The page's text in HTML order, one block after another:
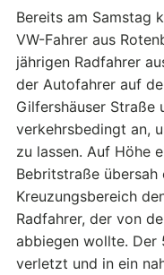
Bereits am Samstag
VW-Fahrer aus
jährigen Radfahrer
der Autofahrer auf
Gilfershäuser Straße
verkehrsbedingt an,
zu lassen. Auf Höhe
Bebritstraße übersah
Kreuzungsbereich
Radfahrer, der von
abbiegen wollte. Der
verletzt und in ein